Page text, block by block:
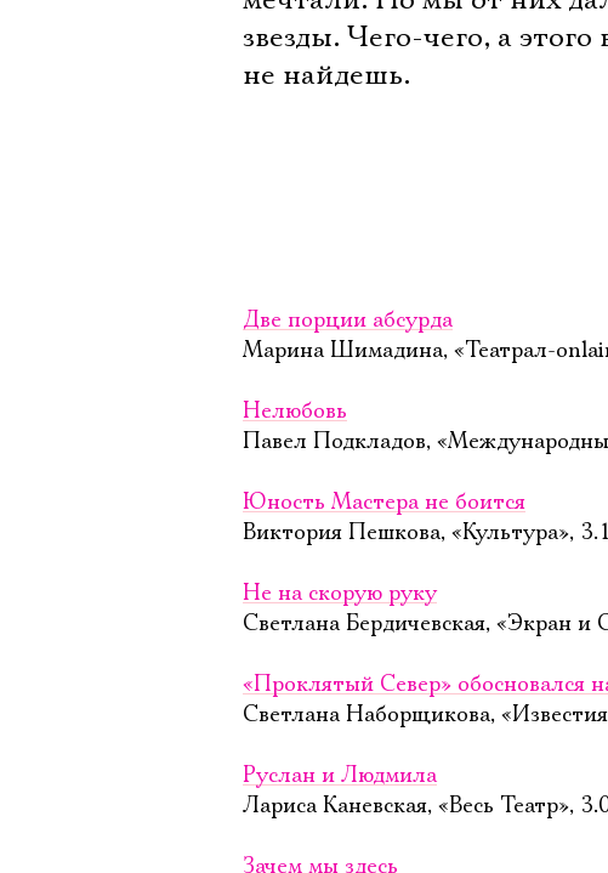
звезды. Чего-чего, а
не найдешь.
Две порции абсурда
Марина Шимадина, «Театрал-
Нелюбовь
Павел Подкладов,
Юность Мастера не боится
Виктория Пешкова, «Культура»,
Не на скорую руку
Светлана Бердичевская, «Экран и
«Проклятый Север» обосновался
Светлана Наборщикова,
Руслан и Людмила
Лариса Каневская, «Весь Театр»,
Зачем мы здесь